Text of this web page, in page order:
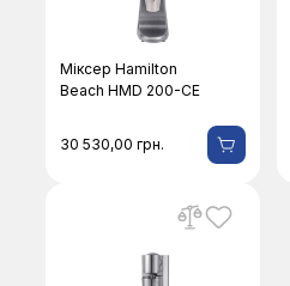
Міксер Hamilton
Beach HMD 200-CE
30 530,00грн.